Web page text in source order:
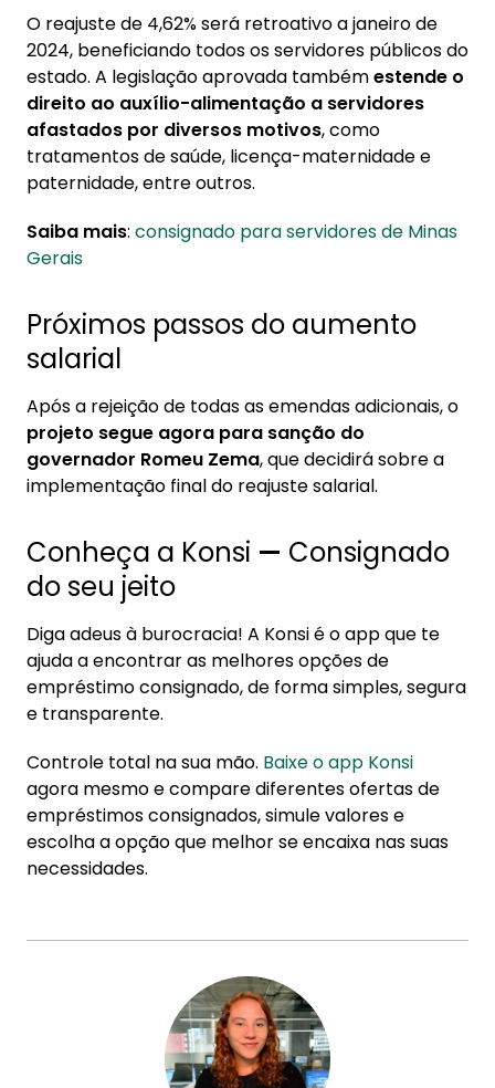
O reajuste de 4,62% será retroativo a janeiro de
2024, beneficiando todos os servidores públicos do
estado. A legislação aprovada tambémestende o
direito ao auxílio-alimentação a servidores
afastados por diversos motivos, como
tratamentos de saúde, licença-maternidade e
paternidade, entre outros.
Saiba mais: consignado para servidores de Minas
Gerais
Próximos passos do aumento
salarial
Após a rejeição de todas as emendas adicionais, o
projeto segue agora para sanção do
governador Romeu Zema, que decidirá sobre a
implementação final do reajuste salarial.
Conheça a Konsi — Consignado
do seu jeito
Diga adeus à burocracia! A Konsi é o app que te
ajuda a encontrar as melhores opções de
empréstimo consignado, de forma simples, segura
e transparente.
Controle total na sua mão. Baixe o app Konsi
agora mesmo e compare diferentes ofertas de
empréstimos consignados, simule valores e
escolha a opção que melhor se encaixa nas suas
necessidades.